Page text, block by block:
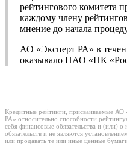
рейтингового комитета
каждому члену
мнение до начала
АО «Эксперт РА» в
оказывало ПАО «НК
Кредитные рейтинги, присваиваемые
РА» относительно способности
себя финансовые обязательства и (или)
обязательств и не являются
или продавать те или иные ценные